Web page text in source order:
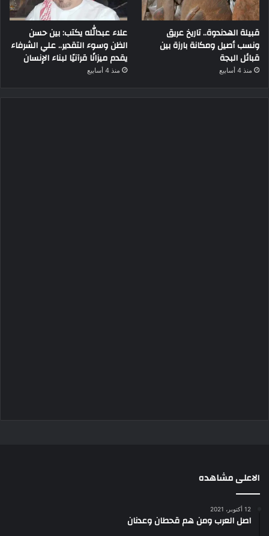
قبيلة الهدندوة.. تاريخ عريق
ونسب أصيل ومكانة بارزة بين
قبائل البجة
منذ 4 أسابيع
علاء عبدالله يكتب: بين حسن
الظن وسوء التقدير.. علي الشرفاء
يقدم ميزانًا قرآنيًا لبناء الإنسان
منذ 4 أسابيع
الاعلى مشاهده
12 أكتوبر، 2021
اصل العرب ومن هم قحطان وعدنان